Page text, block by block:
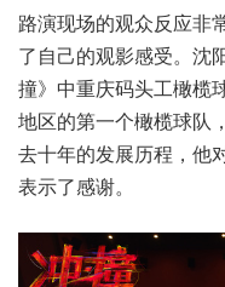
路演现场的观众反应非
了自己的观影感受。沈
撞》中重庆码头工橄榄
地区的第一个橄榄球队
去十年的发展历程，他
表示了感谢。